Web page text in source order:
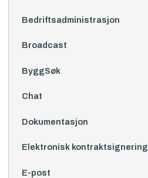
Bedriftsadministrasjon
Broadcast
ByggSøk
Chat
Dokumentasjon
Elektronisk kontraktsignering
E-post